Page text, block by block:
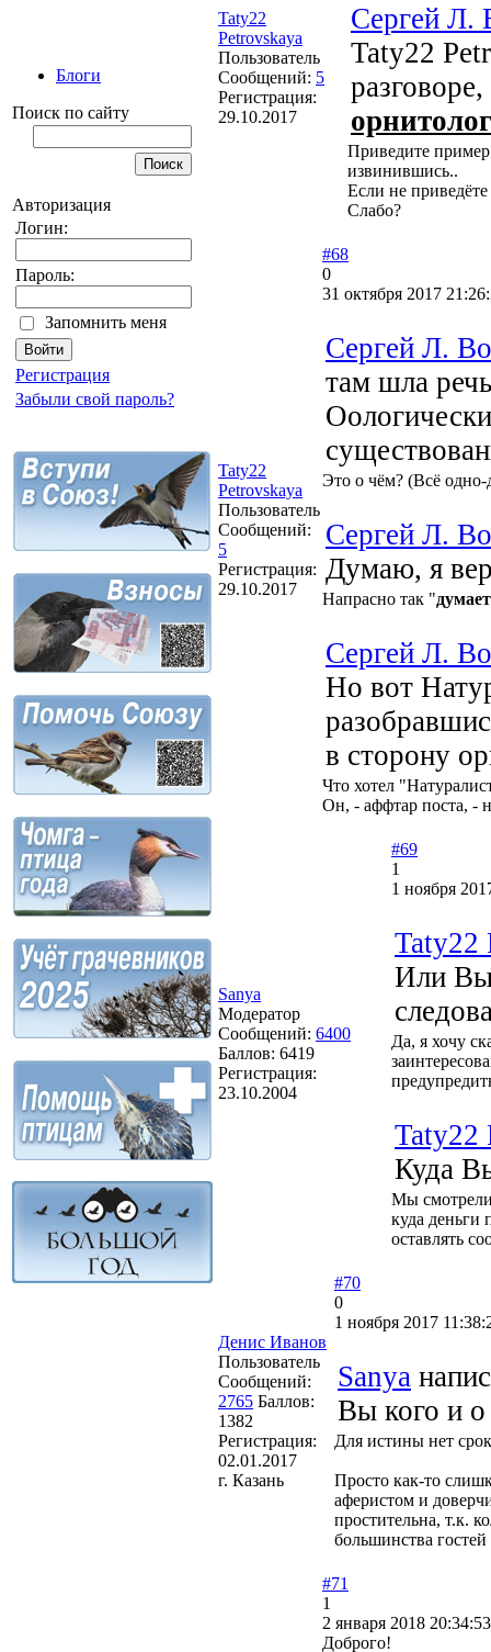
Блоги
Поиск по сайту
Авторизация
Логин:
Пароль:
Запомнить меня
Регистрация
Забыли свой пароль?
Taty22
Petrovskaya
Пользователь
Сообщений: 5
Регистрация:
29.10.2017
Сергей Л.
Taty22
Приведите
извинившись..
Если не
Слабо?
Taty22
Petrovskaya
Пользователь
Сообщений:
5
Регистрация:
29.10.2017
#68
0
31 октября 2017
Сергей Л.
там шла
Это о чём? (Всё одно-
Сергей Л.
Думаю, я
Напрасно так "
Сергей Л.
Но вот
в сторону
Что хотел
Он, - аффтар поста, -
Sanya
Модератор
Сообщений: 6400
Баллов: 6419
Регистрация:
23.10.2004
#69
1
1 ноября
Taty22
Или Вы
Да, я хочу
Taty22
Куда
Мы смотрели
куда деньги
оставлять
Денис Иванов
Пользователь
Сообщений:
2765 Баллов:
1382
Регистрация:
02.01.2017
г. Казань
#70
0
1 ноября 2017
Sanya
Вы кого и о
Для истины нет
Просто как-то
аферистом и
простительна, т.к.
большинства
#71
1
2 января 2018 20:34:53
Доброго!